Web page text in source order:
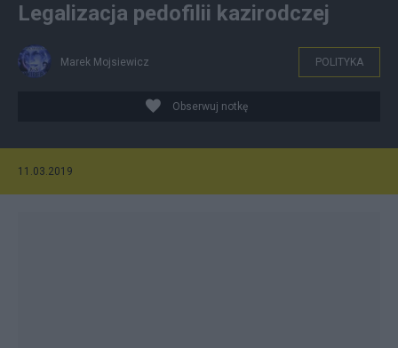
Legalizacja pedofilii kazirodczej
Marek Mojsiewicz POLITYKA
Obserwuj notkę
11.03.2019